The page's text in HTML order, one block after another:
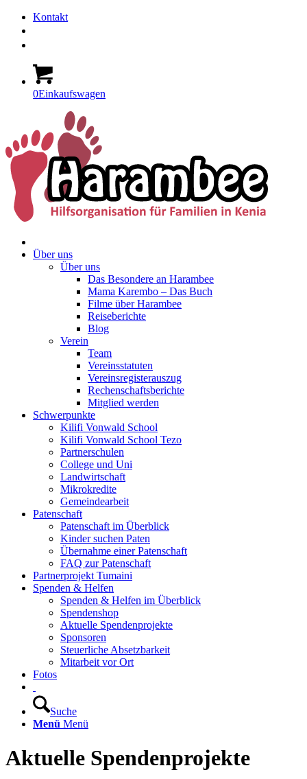
Kontakt
0Einkaufswagen
Über uns
Über uns
Das Besondere an Harambee
Mama Karembo – Das Buch
Filme über Harambee
Reiseberichte
Blog
Verein
Team
Vereinsstatuten
Vereinsregisterauszug
Rechenschaftsberichte
Mitglied werden
Schwerpunkte
Kilifi Vonwald School
Kilifi Vonwald School Tezo
Partnerschulen
College und Uni
Landwirtschaft
Mikrokredite
Gemeindearbeit
Patenschaft
Patenschaft im Überblick
Kinder suchen Paten
Übernahme einer Patenschaft
FAQ zur Patenschaft
Partnerprojekt Tumaini
Spenden & Helfen
Spenden & Helfen im Überblick
Spendenshop
Aktuelle Spendenprojekte
Sponsoren
Steuerliche Absetzbarkeit
Mitarbeit vor Ort
Fotos
Suche
Menü Menü
Aktuelle Spenden­projekte